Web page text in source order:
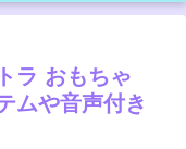
ラ おもちゃ
ムや音声付き